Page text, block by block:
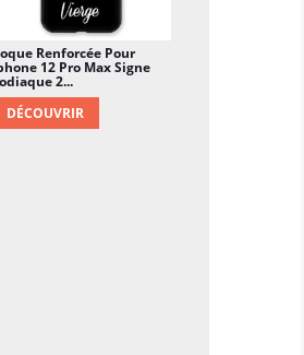
Renforcée Pour
12 Pro Max Signe
2...
DÉCOUVRIR